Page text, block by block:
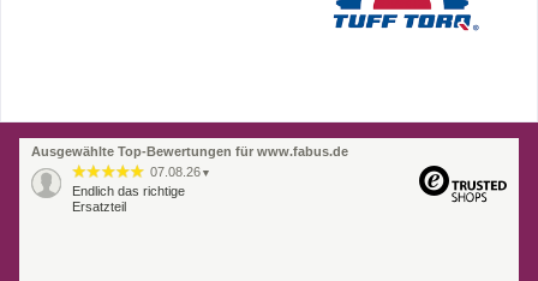
Ausgewählte Top-Bewertungen für www.fabus.de
07.08.26 ▼
Endlich das richtige
Ersatzteil